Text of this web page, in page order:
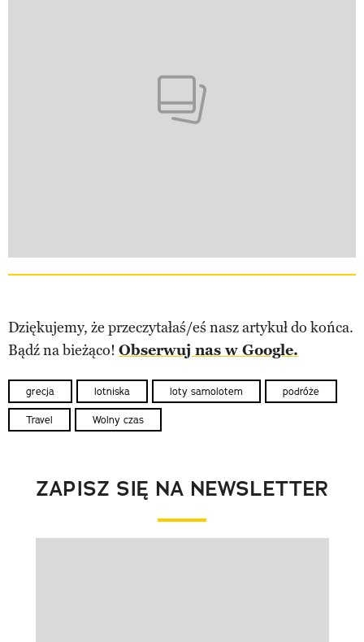
Dziękujemy, że przeczytałaś/eś nasz artykuł do końca.
Bądź na bieżąco! Obserwuj nas w Google.
grecja lotniska loty samolotem podróże
Travel Wolny czas
ZAPISZ SIĘ NA NEWSLETTER